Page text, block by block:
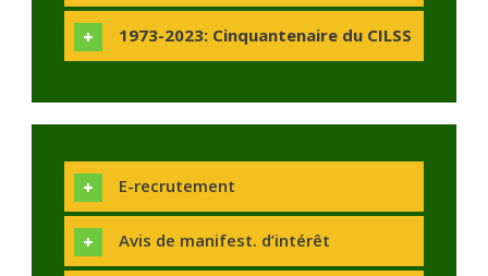
1973-2023: Cinquantenaire du CILSS
E-recrutement
Avis de manifest. d’intérêt